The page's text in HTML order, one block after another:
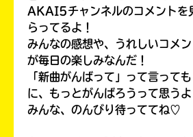
AKAI5チャンネルのコメントを
らってるよ！
みんなの感想や、うれしいコメ
が毎日の楽しみなんだ！
「新曲がんばって」って言って
に、もっとがんばろうって思う
みんな、のんびり待っててね♡